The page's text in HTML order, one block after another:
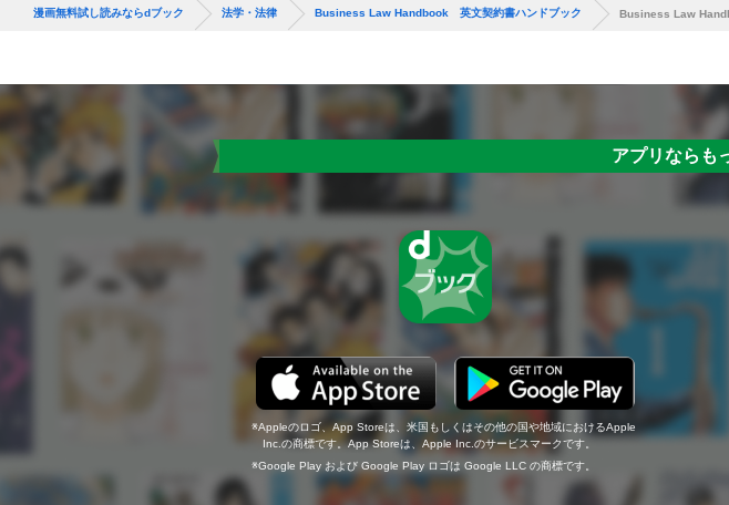
漫画無料試し読みならdブック 法学・法律 Business Law Handbook 英文契約書ハンドブック Business Law
アプリならも
Appleのロゴ、App Storeは、米国もしくはその他の国や地域におけるApple
Inc.の商標です。App Storeは、Apple Inc.のサービスマークです。
Google Play および Google Play ロゴは Google LLC の商標です。